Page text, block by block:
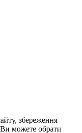
збереження
можете обрати